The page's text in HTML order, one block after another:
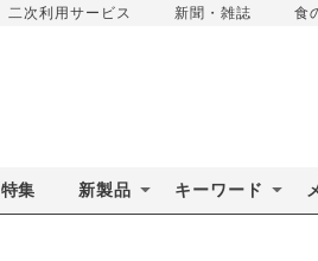
二次利用サービス 新聞・雑誌 食
特集 新製品 キーワード